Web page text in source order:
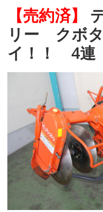
【売約済】
リー クボ
イ！！ 4連